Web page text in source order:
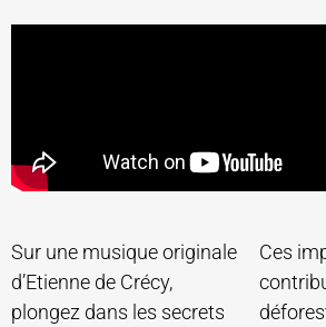
Sur une musique originale
d’Etienne de Crécy,
plongez dans les secrets
Ces